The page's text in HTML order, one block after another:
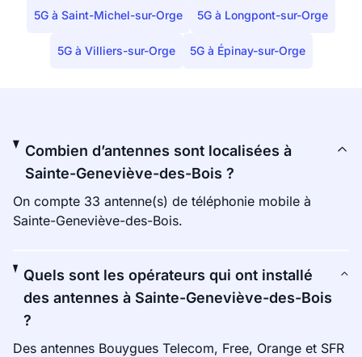
5G à Saint-Michel-sur-Orge 5G à Longpont-sur-Orge
5G à Villiers-sur-Orge 5G à Épinay-sur-Orge
Combien d’antennes sont localisées à
Sainte-Geneviève-des-Bois ?
On compte 33 antenne(s) de téléphonie mobile à
Sainte-Geneviève-des-Bois.
Quels sont les opérateurs qui ont installé
des antennes à Sainte-Geneviève-des-Bois
?
Des antennes Bouygues Telecom, Free, Orange et SFR